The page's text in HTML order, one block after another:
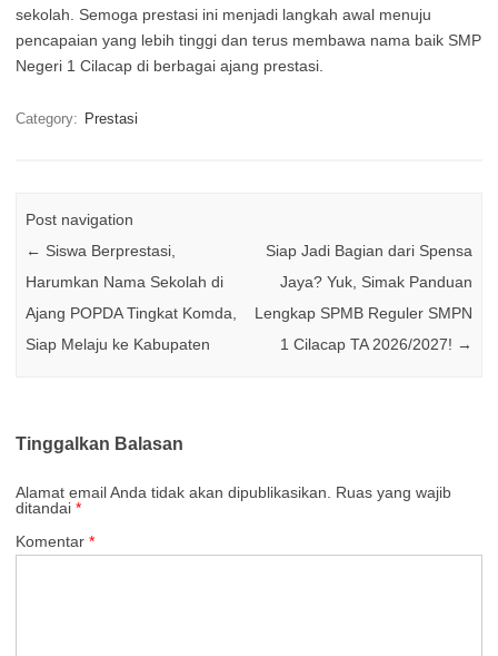
sekolah. Semoga prestasi ini menjadi langkah awal menuju
pencapaian yang lebih tinggi dan terus membawa nama baik SMP
Negeri 1 Cilacap di berbagai ajang prestasi.
Category: Prestasi
Post navigation
← Siswa Berprestasi,
Harumkan Nama Sekolah di
Ajang POPDA Tingkat Komda,
Siap Melaju ke Kabupaten
Siap Jadi Bagian dari Spensa
Jaya? Yuk, Simak Panduan
Lengkap SPMB Reguler SMPN
1 Cilacap TA 2026/2027! →
Tinggalkan Balasan
Alamat email Anda tidak akan dipublikasikan.
Ruas yang wajib
ditandai *
Komentar *